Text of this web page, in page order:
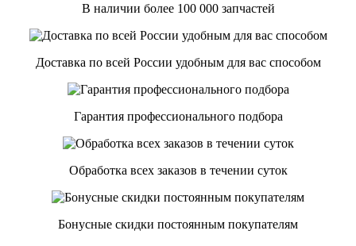
В наличии более 100 000 запчастей
Доставка по всей России удобным для вас способом
Гарантия профессионального подбора
Обработка всех заказов в течении суток
Бонусные скидки постоянным покупателям